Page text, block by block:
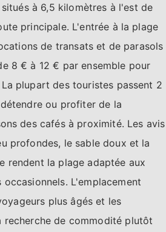
à 6,5 kilomètres à l'est de
principale. L'entrée à la plage
de transats et de parasols
8 € à 12 € par ensemble pour
plupart des touristes passent 2
ou profiter de la
des cafés à proximité. Les avis
profondes, le sable doux et la
rendent la plage adaptée aux
L'emplacement
plus âgés et les
recherche de commodité plutôt